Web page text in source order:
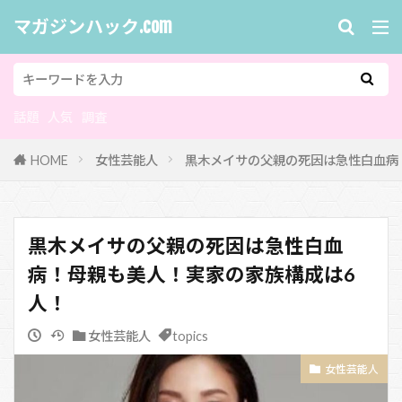
マガジンハック.com
HOME 女性芸能人 黒木メイサの父親の死因は急性白血
黒木メイサの父親の死因は急性白血
病！母親も美人！実家の家族構成は6
人！
女性芸能人 topics
女性芸能人